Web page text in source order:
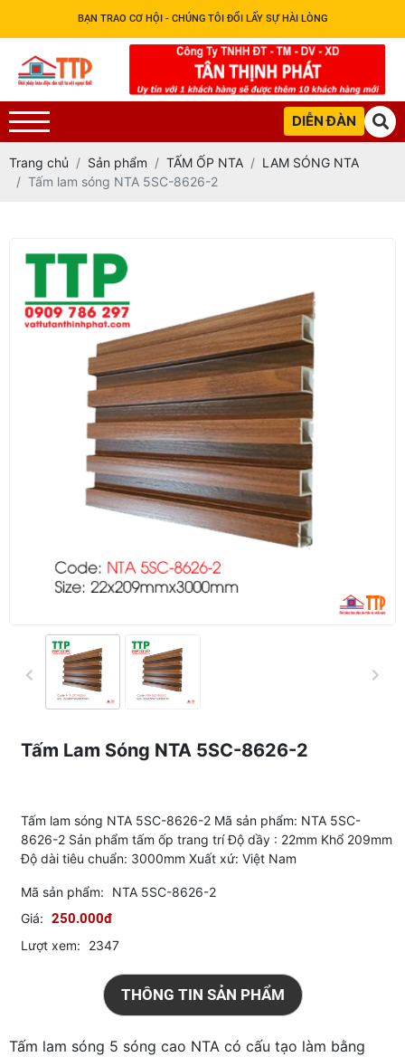
BẠN TRAO CƠ HỘI - CHÚNG TÔI ĐỔI LẤY SỰ HÀI LÒNG
DIỄN ĐÀN
Trang chủ Sản phẩm TẤM ỐP NTA
LAM SÓNG NTA
Tấm lam sóng NTA 5SC-8626-2
Tấm Lam Sóng NTA 5SC-8626-2
Tấm lam sóng NTA 5SC-8626-2 Mã sản phẩm: NTA 5SC-
8626-2 Sản phẩm tấm ốp trang trí Độ dầy : 22mm Khổ 209mm
Độ dài tiêu chuẩn: 3000mm Xuất xứ: Việt Nam
Mã sản phẩm:
NTA 5SC-8626-2
Giá: 250.000đ
Lượt xem: 2347
THÔNG TIN SẢN PHẨM
Tấm lam sóng 5 sóng cao NTA có cấu tạo làm bằng